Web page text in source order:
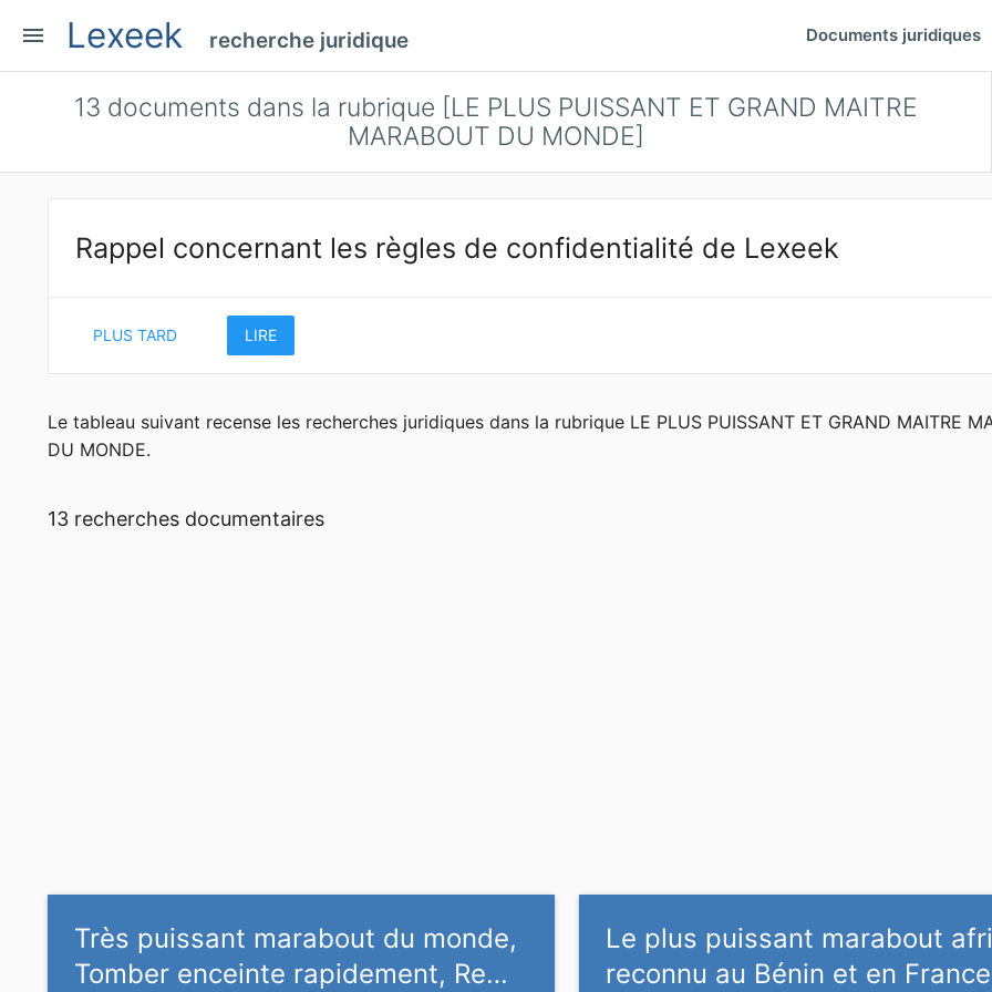
menu Lexeek recherche juridique Documents juridiques
13 documents dans la rubrique [LE PLUS PUISSANT ET GRAND MAITRE
MARABOUT DU MONDE]
Rappel concernant les règles de confidentialité de Lexeek
PLUS TARD LIRE
Le tableau suivant recense les recherches juridiques dans la rubrique LE PLUS PUISSANT ET GRAND MAITRE
DU MONDE.
13 recherches documentaires
Très puissant marabout du monde,
Tomber enceinte rapidement, Re…
Le plus puissant marabout
reconnu au Bénin et en France